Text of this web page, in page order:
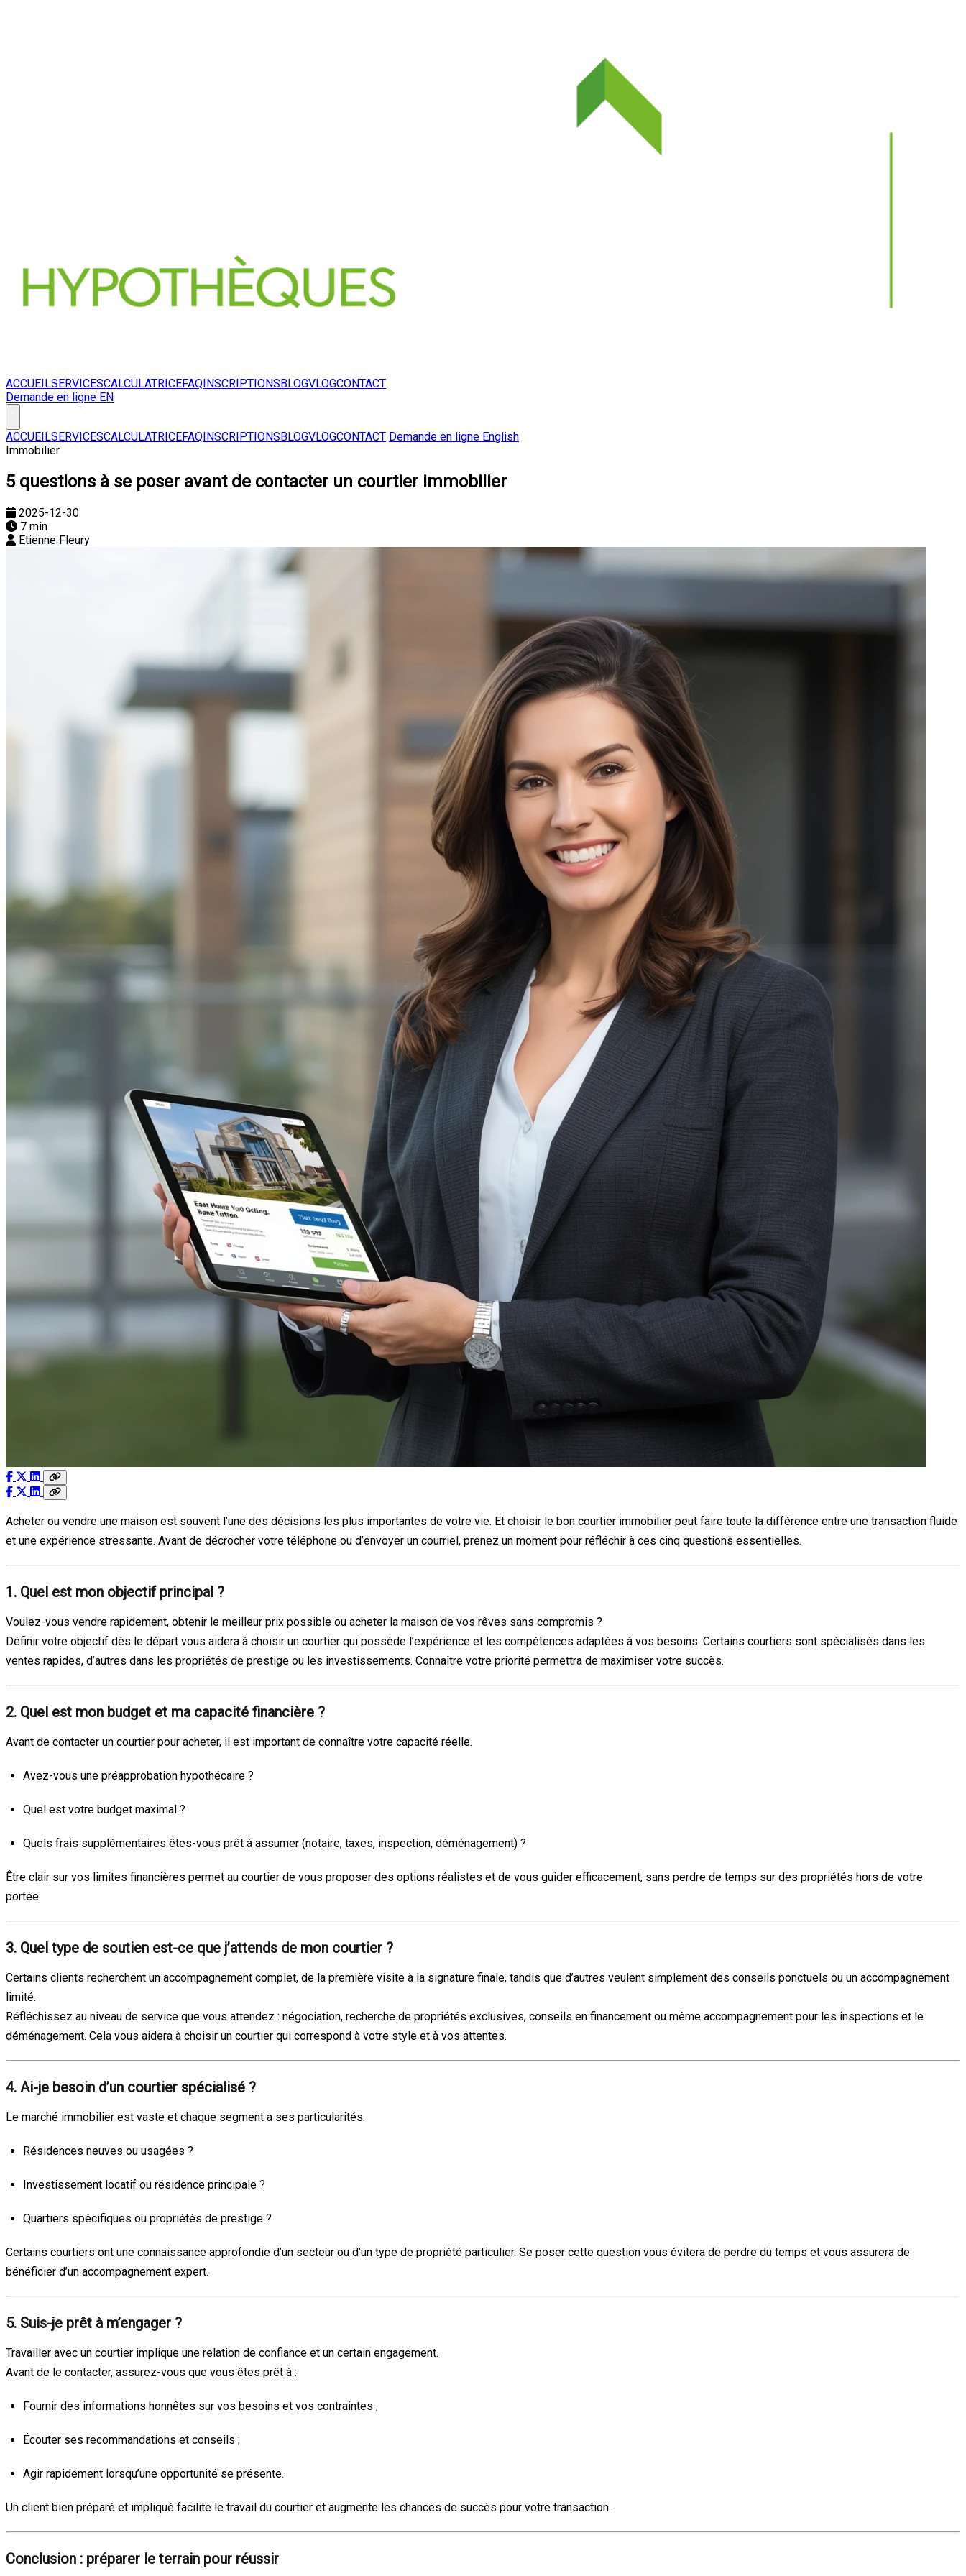
ACCUEILSERVICESCALCULATRICEFAQINSCRIPTIONSBLOGVLOGCONTACT
Demande en ligne EN
ACCUEILSERVICESCALCULATRICEFAQINSCRIPTIONSBLOGVLOGCONTACT Demande en ligne English
Immobilier
5 questions à se poser avant de contacter un courtier immobilier
2025-12-30
7 min
Etienne Fleury
Acheter ou vendre une maison est souvent l’une des décisions les plus importantes de votre vie. Et choisir le bon courtier immobilier peut faire toute la différence entre une transaction fluide
et une expérience stressante. Avant de décrocher votre téléphone ou d’envoyer un courriel, prenez un moment pour réfléchir à ces cinq questions essentielles.
1. Quel est mon objectif principal ?
Voulez-vous vendre rapidement, obtenir le meilleur prix possible ou acheter la maison de vos rêves sans compromis ?
Définir votre objectif dès le départ vous aidera à choisir un courtier qui possède l’expérience et les compétences adaptées à vos besoins. Certains courtiers sont spécialisés dans les
ventes rapides, d’autres dans les propriétés de prestige ou les investissements. Connaître votre priorité permettra de maximiser votre succès.
2. Quel est mon budget et ma capacité financière ?
Avant de contacter un courtier pour acheter, il est important de connaître votre capacité réelle.
Avez-vous une préapprobation hypothécaire ?
Quel est votre budget maximal ?
Quels frais supplémentaires êtes-vous prêt à assumer (notaire, taxes, inspection, déménagement) ?
Être clair sur vos limites financières permet au courtier de vous proposer des options réalistes et de vous guider efficacement, sans perdre de temps sur des propriétés hors de votre
portée.
3. Quel type de soutien est-ce que j’attends de mon courtier ?
Certains clients recherchent un accompagnement complet, de la première visite à la signature finale, tandis que d’autres veulent simplement des conseils ponctuels ou un accompagnement
limité.
Réfléchissez au niveau de service que vous attendez : négociation, recherche de propriétés exclusives, conseils en financement ou même accompagnement pour les inspections et le
déménagement. Cela vous aidera à choisir un courtier qui correspond à votre style et à vos attentes.
4. Ai-je besoin d’un courtier spécialisé ?
Le marché immobilier est vaste et chaque segment a ses particularités.
Résidences neuves ou usagées ?
Investissement locatif ou résidence principale ?
Quartiers spécifiques ou propriétés de prestige ?
Certains courtiers ont une connaissance approfondie d’un secteur ou d’un type de propriété particulier. Se poser cette question vous évitera de perdre du temps et vous assurera de
bénéficier d’un accompagnement expert.
5. Suis-je prêt à m’engager ?
Travailler avec un courtier implique une relation de confiance et un certain engagement.
Avant de le contacter, assurez-vous que vous êtes prêt à :
Fournir des informations honnêtes sur vos besoins et vos contraintes ;
Écouter ses recommandations et conseils ;
Agir rapidement lorsqu’une opportunité se présente.
Un client bien préparé et impliqué facilite le travail du courtier et augmente les chances de succès pour votre transaction.
Conclusion : préparer le terrain pour réussir